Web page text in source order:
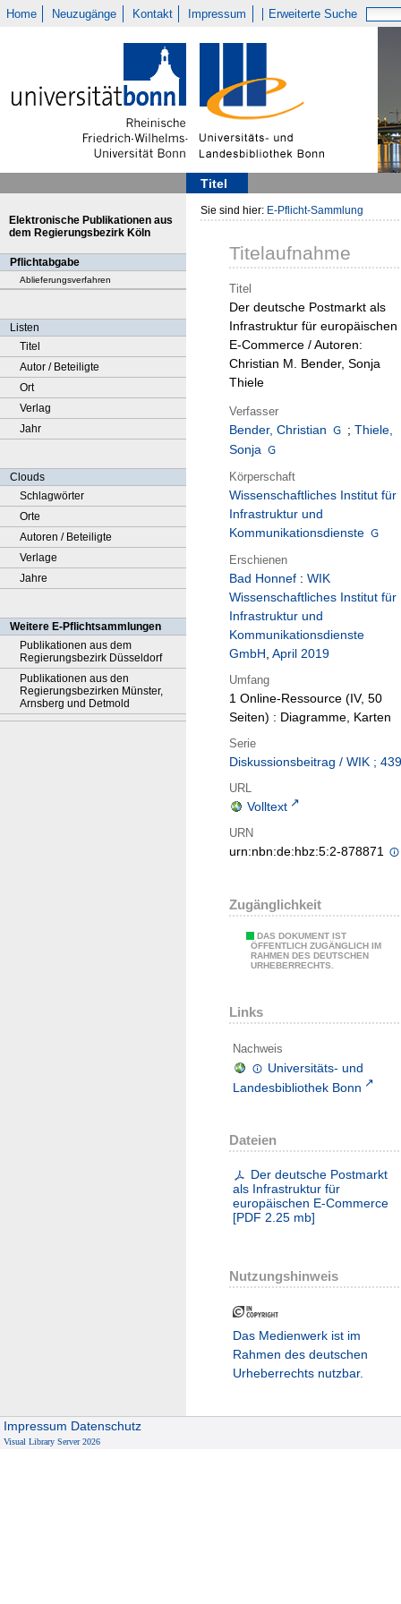
Home Neuzugänge Kontakt Impressum Erweiterte Suche
Titel
Elektronische Publikationen aus
dem Regierungsbezirk Köln
Pflichtabgabe
Ablieferungsverfahren
Listen
Titel
Autor / Beteiligte
Ort
Verlag
Jahr
Clouds
Schlagwörter
Orte
Autoren / Beteiligte
Verlage
Jahre
Weitere E-Pflichtsammlungen
Publikationen aus dem
Regierungsbezirk Düsseldorf
Publikationen aus den
Regierungsbezirken Münster,
Arnsberg und Detmold
Sie sind hier: E-Pflicht-Sammlung
Titelaufnahme
Titel
Der deutsche Postmarkt als
Infrastruktur für europäischen
E-Commerce / Autoren:
Christian M. Bender, Sonja
Thiele
Verfasser
Bender, Christian ; Thiele,
Sonja
Körperschaft
Wissenschaftliches Institut für
Infrastruktur und
Kommunikationsdienste
Erschienen
Bad Honnef : WIK
Wissenschaftliches Institut für
Infrastruktur und
Kommunikationsdienste
GmbH, April 2019
Umfang
1 Online-Ressource (IV, 50
Seiten) : Diagramme, Karten
Serie
Diskussionsbeitrag / WIK ; 439
URL
Volltext
URN
urn:nbn:de:hbz:5:2-878871
Zugänglichkeit
DAS DOKUMENT IST
ÖFFENTLICH ZUGÄNGLICH IM
RAHMEN DES DEUTSCHEN
URHEBERRECHTS.
Links
Nachweis
Universitäts- und
Landesbibliothek Bonn
Dateien
Der deutsche Postmarkt
als Infrastruktur für
europäischen E-Commerce
[PDF 2.25 mb]
Nutzungshinweis
Das Medienwerk ist im
Rahmen des deutschen
Urheberrechts nutzbar.
Impressum Datenschutz
Visual Library Server 2026